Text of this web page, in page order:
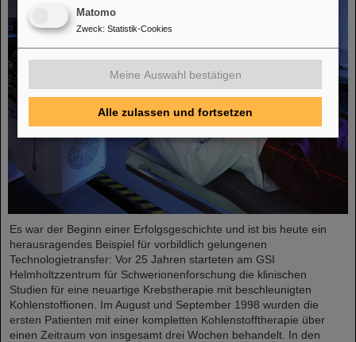
Es war der Beginn einer Erfolgsgeschichte und ist bis heute ein
herausragendes Beispiel für vorbildlich gelungenen
Technologietransfer: Vor 25 Jahren starteten am GSI
Helmholtzzentrum für Schwerionenforschung die klinischen
Studien für eine neuartige Krebstherapie mit beschleunigten
Kohlenstoffionen. Im August und September 1998 wurden die
ersten Patienten mit einer kompletten Kohlenstofftherapie über
einen Zeitraum von insgesamt drei Wochen behandelt. In den
Matomo
Zweck: Statistik-Cookies
Meine Auswahl bestätigen
Alle zulassen und fortsetzen